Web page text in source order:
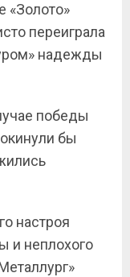
«Золото»
переиграла
надежды
победы
бы
настроя
и неплохого